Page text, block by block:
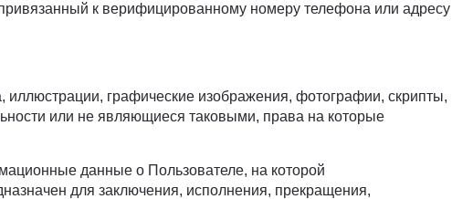
к верифицированному номеру телефона или адресу
графические изображения, фотографии, скрипты,
или не являющиеся таковыми, права на которые
данные о Пользователе, на которой
для заключения, исполнения, прекращения,